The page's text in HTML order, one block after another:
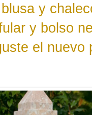
y
y bolso
el